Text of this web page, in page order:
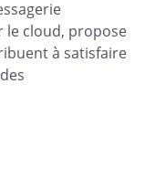
le cloud, propose
à satisfaire